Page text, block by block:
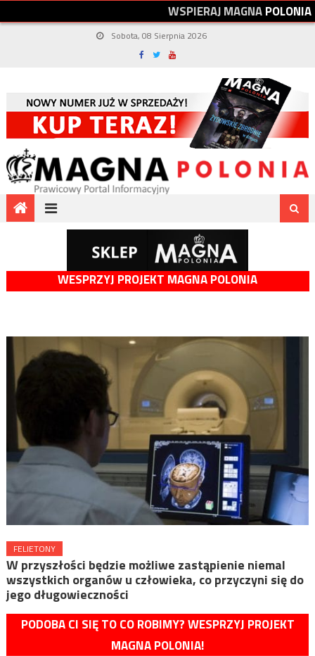
WSPIERAJMAGNAPOLONIA
Sobota, 08 Sierpnia 2026
WESPRZYJ PROJEKT MAGNA POLONIA
FELIETONY
W przyszłości będzie możliwe zastąpienie niemal
wszystkich organów u człowieka, co przyczyni się do
jego długowieczności
PODOBA CI SIĘ TO CO ROBIMY? WESPRZYJ PROJEKT
MAGNA POLONIA!